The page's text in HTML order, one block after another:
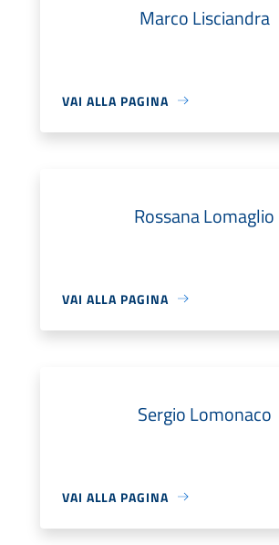
Marco Lisciandra
VAI ALLA PAGINA
Rossana Lomaglio
VAI ALLA PAGINA
Sergio Lomonaco
VAI ALLA PAGINA